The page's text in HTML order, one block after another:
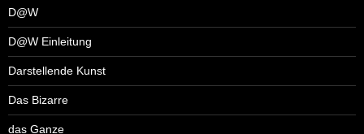
D@W
D@W Einleitung
Darstellende Kunst
Das Bizarre
das Ganze